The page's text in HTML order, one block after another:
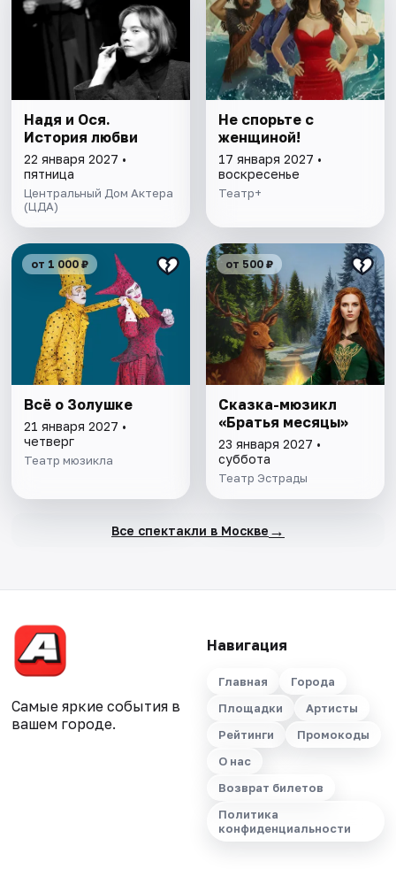
Надя и Ося.
История любви
22 января 2027 •
пятница
Центральный Дом Актера
(ЦДА)
Не спорьте с
женщиной!
17 января 2027 •
воскресенье
Театр+
от 1 000 ₽
Всё о Золушке
21 января 2027 •
четверг
Театр мюзикла
от 500 ₽
Сказка-мюзикл
«Братья месяцы»
23 января 2027 •
суббота
Театр Эстрады
Все спектакли в Москве →
Самые яркие события в
вашем городе.
Навигация
Главная
Города
Площадки
Артисты
Рейтинги
Промокоды
О нас
Возврат билетов
Политика
конфиденциальности